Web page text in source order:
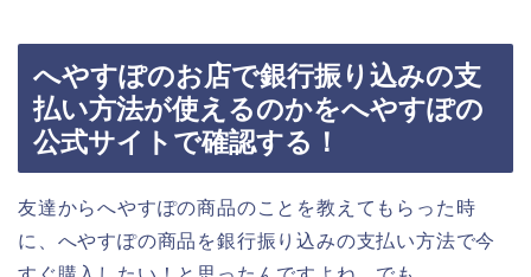
へやすぽのお店で銀行振り込みの支
払い方法が使えるのかをへやすぽの
公式サイトで確認する！
友達からへやすぽの商品のことを教えてもらった時
に、へやすぽの商品を銀行振り込みの支払い方法で今